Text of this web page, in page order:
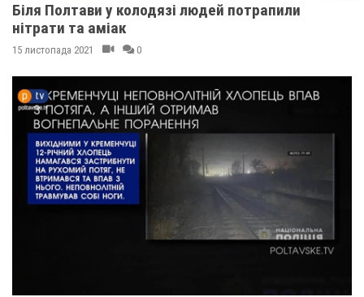
Біля Полтави у колодязі людей потрапили
нітрати та аміак
15 листопада 2021 0